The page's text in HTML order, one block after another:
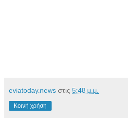
eviatoday.news στις 5:48 μ.μ.
Κοινή χρήση